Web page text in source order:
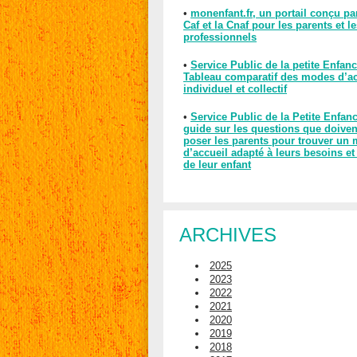
• monenfant.fr, un portail conçu
Caf et la Cnaf pour les parents et
professionnels
• Service Public de la petite
Tableau comparatif des modes
individuel et collectif
• Service Public de la Petite
guide sur les questions que
poser les parents pour trouver un
d’accueil adapté à leurs besoins
de leur enfant
ARCHIVES
2025
2023
2022
2021
2020
2019
2018